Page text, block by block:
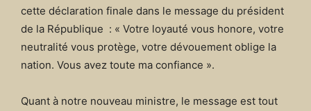
cette déclaration finale dans le message du président
de la République : « Votre loyauté vous honore, votre
neutralité vous protège, votre dévouement oblige la
nation. Vous avez toute ma confiance ».
Quant à notre nouveau ministre, le message est tout